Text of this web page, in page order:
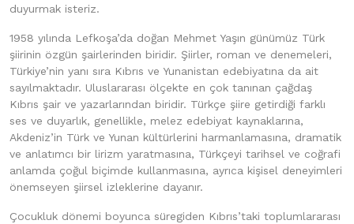
duyurmak isteriz.
1958 yılında Lefkoşa’da doğan Mehmet Yaşın günümüz Türk
şiirinin özgün şairlerinden biridir. Şiirler, roman ve denemeleri,
Türkiye’nin yanı sıra Kıbrıs ve Yunanistan edebiyatına da ait
sayılmaktadır. Uluslararası ölçekte en çok tanınan çağdaş
Kıbrıs şair ve yazarlarından biridir. Türkçe şiire getirdiği farklı
ses ve duyarlık, genellikle, melez edebiyat kaynaklarına,
Akdeniz’in Türk ve Yunan kültürlerini harmanlamasına, dramatik
ve anlatımcı bir lirizm yaratmasına, Türkçeyi tarihsel ve coğrafi
anlamda çoğul biçimde kullanmasına, ayrıca kişisel deneyimleri
önemseyen şiirsel izleklerine dayanır.
Çocukluk dönemi boyunca süregiden Kıbrıs’taki toplumlararası